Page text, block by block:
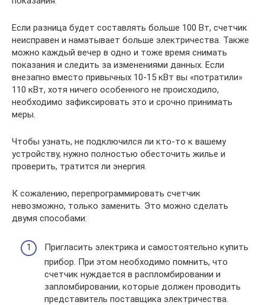
Если разница будет составлять больше 100 Вт, счетчик
неисправен и наматывает больше электричества. Также
можно каждый вечер в одно и тоже время снимать
показания и следить за изменениями данных. Если
внезапно вместо привычных 10-15 кВт вы «потратили»
110 кВт, хотя ничего особенного не происходило,
необходимо зафиксировать это и срочно принимать
меры.
Чтобы узнать, не подключился ли кто-то к вашему
устройству, нужно полностью обесточить жилье и
проверить, тратится ли энергия.
К сожалению, перепрограммировать счетчик
невозможно, только заменить. Это можно сделать
двумя способами:
Пригласить электрика и самостоятельно купить
прибор. При этом необходимо помнить, что
счетчик нуждается в распломбировании и
запломбировании, которые должен проводить
представитель поставщика электричества.